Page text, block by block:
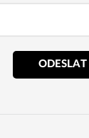
ODESLAT